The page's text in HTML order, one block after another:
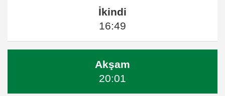
İkindi
16:49
Akşam
20:01